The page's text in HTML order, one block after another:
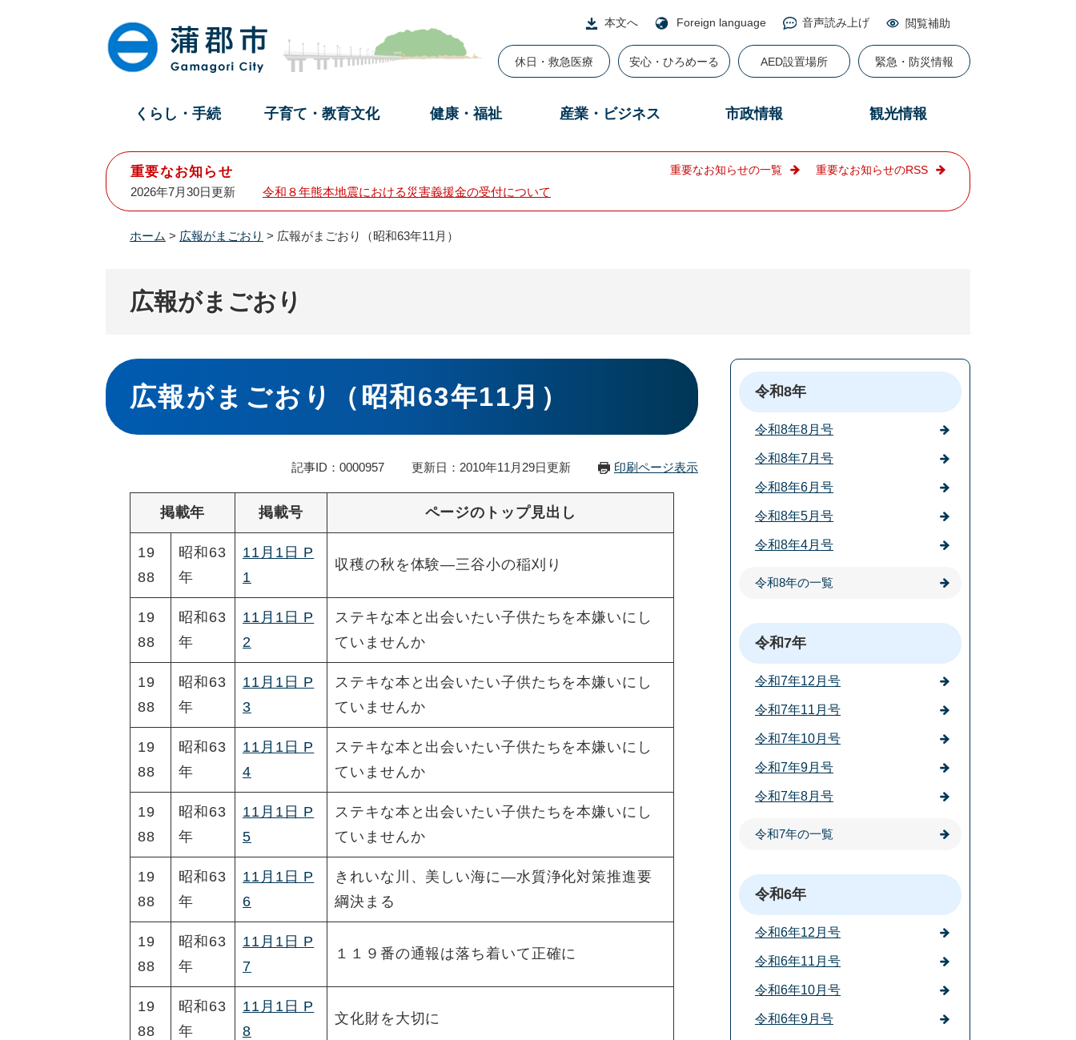
本文へ Foreign language 音声読み上げ 閲覧補助
休日・救急医療 安心・ひろめーる AED設置場所 緊急・防災情報
くらし・手続 子育て・教育文化 健康・福祉 産業・ビジネス 市政情報 観光情報
重要なお知らせ
2026年7月30日更新 令和８年熊本地震における災害義援金の受付について
重要なお知らせの一覧 重要なお知らせのRSS
ホーム > 広報がまごおり > 広報がまごおり（昭和63年11月）
広報がまごおり
本
文
広報がまごおり（昭和63年11月）
記事ID：0000957 更新日：2010年11月29日更新 印刷ページ表示
掲載年 掲載号 ページのトップ見出し
19
88
昭和63
年
11月1日 P
1
収穫の秋を体験―三谷小の稲刈り
19
88
昭和63
年
11月1日 P
2
ステキな本と出会いたい子供たちを本嫌いにし
ていませんか
19
88
昭和63
年
11月1日 P
3
ステキな本と出会いたい子供たちを本嫌いにし
ていませんか
19
88
昭和63
年
11月1日 P
4
ステキな本と出会いたい子供たちを本嫌いにし
ていませんか
19
88
昭和63
年
11月1日 P
5
ステキな本と出会いたい子供たちを本嫌いにし
ていませんか
19
88
昭和63
年
11月1日 P
6
きれいな川、美しい海に―水質浄化対策推進要
綱決まる
19
88
昭和63
年
11月1日 P
7
１１９番の通報は落ち着いて正確に
19
88
昭和63
年
11月1日 P
8
文化財を大切に
令和8年
令和8年8月号
令和8年7月号
令和8年6月号
令和8年5月号
令和8年4月号
令和8年の一覧
令和7年
令和7年12月号
令和7年11月号
令和7年10月号
令和7年9月号
令和7年8月号
令和7年の一覧
令和6年
令和6年12月号
令和6年11月号
令和6年10月号
令和6年9月号